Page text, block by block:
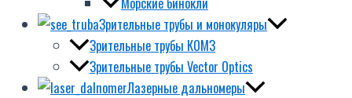
Зрительные трубы и монокуляры
Зрительные трубы КОМЗ
Зрительные трубы Vector Optics
Лазерные дальномеры